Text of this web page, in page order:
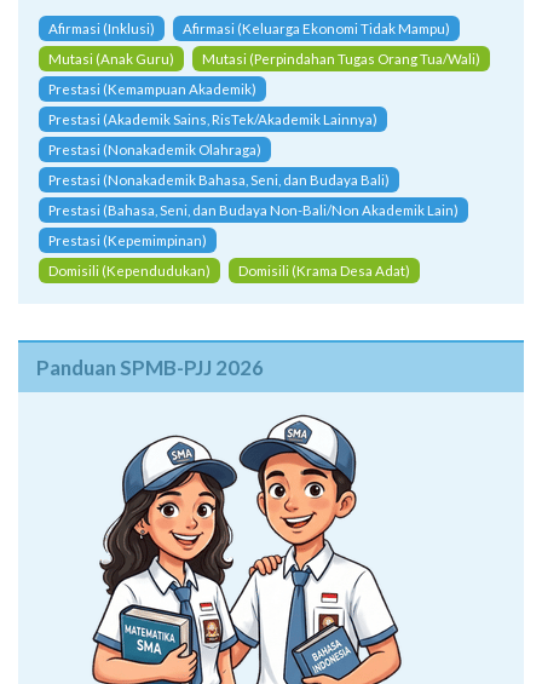
Afirmasi (Inklusi)
Afirmasi (Keluarga Ekonomi Tidak Mampu)
Mutasi (Anak Guru)
Mutasi (Perpindahan Tugas Orang Tua/Wali)
Prestasi (Kemampuan Akademik)
Prestasi (Akademik Sains, RisTek/Akademik Lainnya)
Prestasi (Nonakademik Olahraga)
Prestasi (Nonakademik Bahasa, Seni, dan Budaya Bali)
Prestasi (Bahasa, Seni, dan Budaya Non-Bali/Non Akademik Lain)
Prestasi (Kepemimpinan)
Domisili (Kependudukan)
Domisili (Krama Desa Adat)
Panduan SPMB-PJJ 2026